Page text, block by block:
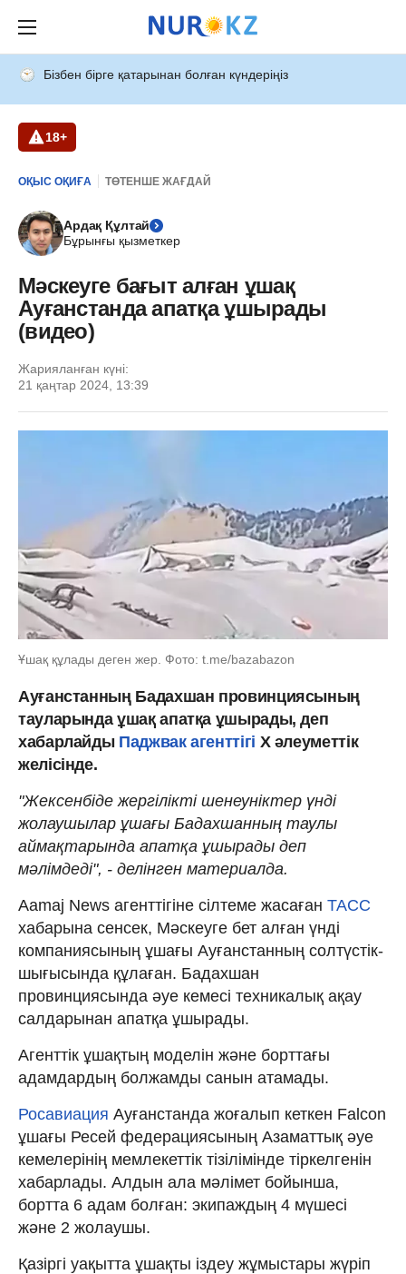
Бізбен бірге қатарынан болған күндеріңіз
18+
ОҚЫС ОҚИҒА ТӨТЕНШЕ ЖАҒДАЙ
Ардақ Құлтай
Бұрынғы қызметкер
Мәскеуге бағыт алған ұшақ
Ауғанстанда апатқа ұшырады
(видео)
Жарияланған күні:
21 қаңтар 2024, 13:39
Ұшақ құлады деген жер. Фото: t.me/bazabazon
Ауғанстанның Бадахшан провинциясының
тауларында ұшақ апатқа ұшырады, деп
хабарлайды Паджвак агенттігі Х әлеуметтік
желісінде.
"Жексенбіде жергілікті шенеуніктер үнді
жолаушылар ұшағы Бадахшанның таулы
аймақтарында апатқа ұшырады деп
мәлімдеді", - делінген материалда.
Aamaj News агенттігіне сілтеме жасаған ТАСС
хабарына сенсек, Мәскеуге бет алған үнді
компаниясының ұшағы Ауғанстанның солтүстік-
шығысында құлаған. Бадахшан
провинциясында әуе кемесі техникалық ақау
салдарынан апатқа ұшырады.
Агенттік ұшақтың моделін және борттағы
адамдардың болжамды санын атамады.
Росавиация Ауғанстанда жоғалып кеткен Falcon
ұшағы Ресей федерациясының Азаматтық әуе
кемелерінің мемлекеттік тізілімінде тіркелгенін
хабарлады. Алдын ала мәлімет бойынша,
бортта 6 адам болған: экипаждың 4 мүшесі
және 2 жолаушы.
Қазіргі уақытта ұшақты іздеу жұмыстары жүріп